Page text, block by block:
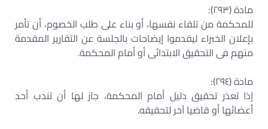
مادة (٢٩٣):
للمحكمة من تلقاء نفسها، أو بناء على طلب الخصوم، أن تأمر
بإعلان الخبراء ليقدموا إيضاحات بالجلسة عن التقارير المقدمة
منهم فى التحقيق الابتدائى أو أمام المحكمة.
مادة (٢٩٤):
إذا تعذر تحقيق دليل أمام المحكمة، جاز لها أن تندب أحد
أعضائها أو قاضيا آخر لتحقيقه.